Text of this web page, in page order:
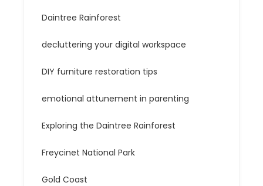
Daintree Rainforest
decluttering your digital workspace
DIY furniture restoration tips
emotional attunement in parenting
Exploring the Daintree Rainforest
Freycinet National Park
Gold Coast